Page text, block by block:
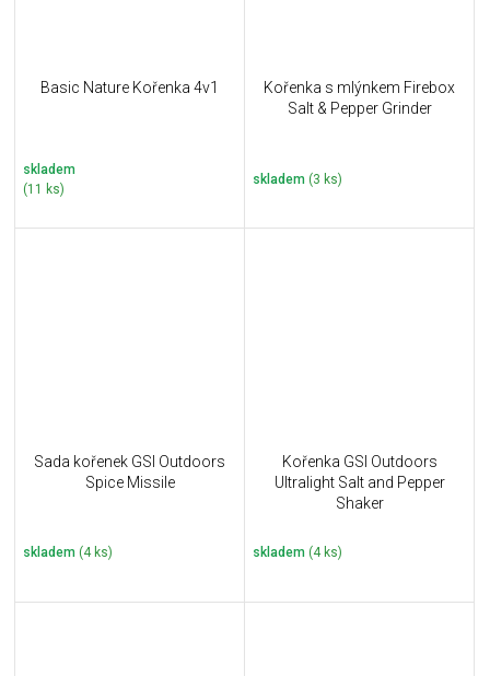
Basic Nature Kořenka 4v1
skladem
(11 ks)
Kořenka s mlýnkem Firebox
Salt & Pepper Grinder
skladem (3 ks)
Sada kořenek GSI Outdoors
Spice Missile
skladem (4 ks)
Kořenka GSI Outdoors
Ultralight Salt and Pepper
Shaker
skladem (4 ks)